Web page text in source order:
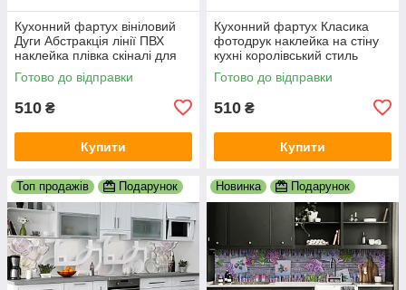
Кухонний фартух вініловий
Дуги Абстракція лінії ПВХ
наклейка плівка скіналі для
кухні сірий 600х2000 мм
Готово до відправки
510 ₴
Купити
Кухонний фартух Класика
фотодрук наклейка на стіну
кухні королівський стиль
абстракція 600х2000 мм
Готово до відправки
510 ₴
Купити
Топ продажів Подарунок Новинка Подарунок